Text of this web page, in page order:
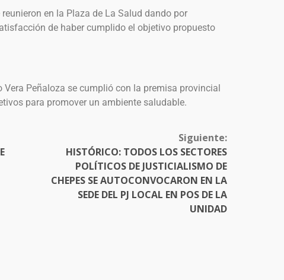
en la Plaza de La Salud dando por
de haber cumplido el objetivo propuesto
Vera Peñaloza se cumplió con la premisa provincial
para promover un ambiente saludable.
Siguiente:
HISTÓRICO: TODOS LOS SECTORES
POLÍTICOS DE JUSTICIALISMO DE
CHEPES SE AUTOCONVOCARON EN LA
SEDE DEL PJ LOCAL EN POS DE LA
UNIDAD